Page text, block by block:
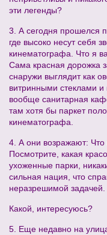
эти легенды?
3. А сегодня прошелся
где высоко несут себя
кинематографа. Что я
Сама красная дорожка
снаружи выглядит как
витринными стеклами
вообще санитарная
там хотя бы паркет
кинематографа.
4. А они возражают: Что
Посмотрите, какая
ухоженные парки,
сильная нация, что
неразрешимой задачей.
Какой, интересуюсь?
5. Еще недавно на